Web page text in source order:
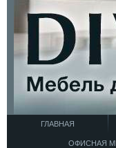
ГЛАВНАЯ
ОФИСНАЯ